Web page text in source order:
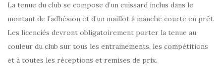
La tenue du club se compose d’un cuissard inclus dans le
montant de l’adhésion et d’un maillot à manche courte en prêt.
Les licenciés devront obligatoirement porter la tenue au
couleur du club sur tous les entrainements, les compétitions
et à toutes les réceptions et remises de prix.